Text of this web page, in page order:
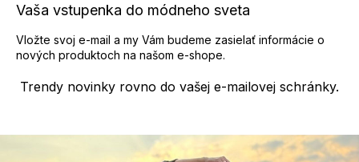
v
p
i
u
Trendy novinky rovno do vašej e-mailovej schránky.
Vaša vstupenka do módneho sveta
Vložte svoj e-mail a my Vám budeme zasielať informácie o
nových produktoch na našom e-shope.